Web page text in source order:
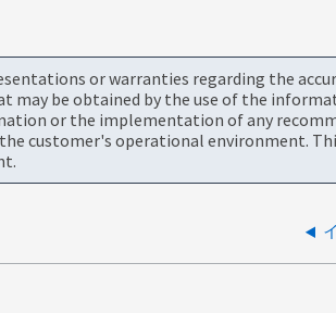
or warranties regarding the
may be obtained by the use of the
or the implementation of any
customer's operational environment.